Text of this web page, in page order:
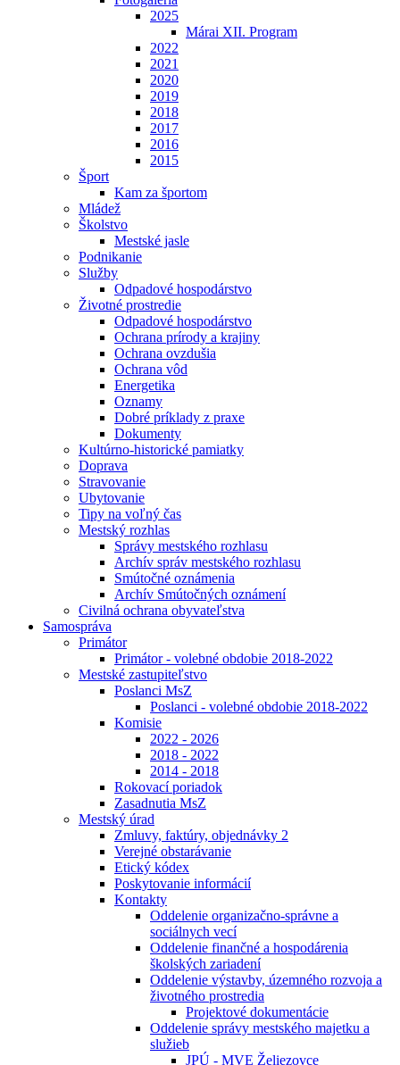
2025
Márai XII. Program
2022
2021
2020
2019
2018
2017
2016
2015
Šport
Kam za športom
Mládež
Školstvo
Mestské jasle
Podnikanie
Služby
Odpadové hospodárstvo
Životné prostredie
Odpadové hospodárstvo
Ochrana prírody a krajiny
Ochrana ovzdušia
Ochrana vôd
Energetika
Oznamy
Dobré príklady z praxe
Dokumenty
Kultúrno-historické pamiatky
Doprava
Stravovanie
Ubytovanie
Tipy na voľný čas
Mestský rozhlas
Správy mestského rozhlasu
Archív správ mestského rozhlasu
Smútočné oznámenia
Archív Smútočných oznámení
Civilná ochrana obyvateľstva
Samospráva
Primátor
Primátor - volebné obdobie 2018-2022
Mestské zastupiteľstvo
Poslanci MsZ
Poslanci - volebné obdobie 2018-2022
Komisie
2022 - 2026
2018 - 2022
2014 - 2018
Rokovací poriadok
Zasadnutia MsZ
Mestský úrad
Zmluvy, faktúry, objednávky 2
Verejné obstarávanie
Etický kódex
Poskytovanie informácií
Kontakty
Oddelenie organizačno-správne a
sociálnych vecí
Oddelenie finančné a hospodárenia
školských zariadení
Oddelenie výstavby, územného rozvoja a
životného prostredia
Projektové dokumentácie
Oddelenie správy mestského majetku a
služieb
JPÚ - MVE Želiezovce